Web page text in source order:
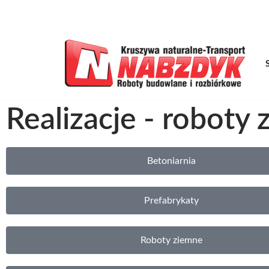
Realizacje - roboty
Betoniarnia
Prefabrykaty
Roboty ziemne